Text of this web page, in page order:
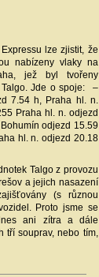
lze zjistit, že
nabízeny vlaky na
jež byl tvořeny
Talgo. Jde o spoje: –
7.54 h, Praha hl. n.
Praha hl. n. odjezd
odjezd 15.59
hl. n. odjezd 20.18
Talgo z provozu
a jejich nasazení
(s různou
Proto jsme se
ani zítra a dále
tří souprav, nebo tím,